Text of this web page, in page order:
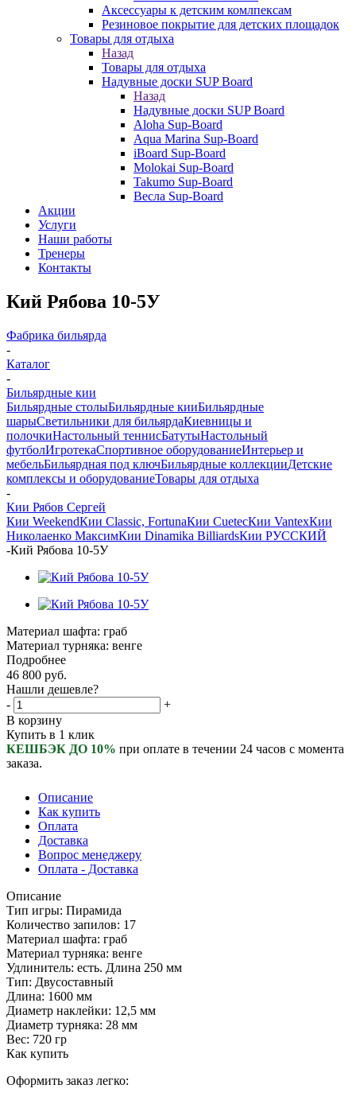
Аксессуары к детским комлпексам
Резиновое покрытие для детских площадок
Товары для отдыха
Назад
Товары для отдыха
Надувные доски SUP Board
Назад
Надувные доски SUP Board
Aloha Sup-Board
Aqua Marina Sup-Board
iBoard Sup-Board
Molokai Sup-Board
Takumo Sup-Board
Весла Sup-Board
Акции
Услуги
Наши работы
Тренеры
Контакты
Кий Рябова 10-5У
Фабрика бильярда
-
Каталог
-
Бильярдные кии
Бильярдные столыБильярдные кииБильярдные
шарыСветильники для бильярдаКиевницы и
полочкиНастольный теннисБатутыНастольный
футболИгротекаСпортивное оборудованиеИнтерьер и
мебельБильярдная под ключБильярдные коллекцииДетские
комплексы и оборудованиеТовары для отдыха
-
Кии Рябов Сергей
Кии WeekendКии Classic, FortunaКии CuetecКии VantexКии
Николаенко МаксимКии Dinamika BilliardsКии РУССКИЙ
-Кий Рябова 10-5У
Материал шафта: граб
Материал турняка: венге
Подробнее
46 800 руб.
Нашли дешевле?
-
+
В корзину
Купить в 1 клик
КЕШБЭК ДО 10% при оплате в течении 24 часов с момента
заказа.
Описание
Как купить
Оплата
Доставка
Вопрос менеджеру
Оплата - Доставка
Описание
Тип игры: Пирамида
Количество запилов: 17
Материал шафта: граб
Материал турняка: венге
Удлинитель: есть. Длина 250 мм
Тип: Двусоставный
Длина: 1600 мм
Диаметр наклейки: 12,5 мм
Диаметр турняка: 28 мм
Вес: 720 гр
Как купить
Оформить заказ легко: